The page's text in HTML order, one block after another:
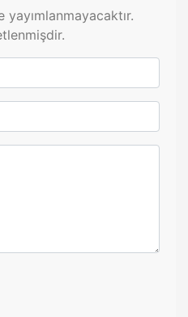
yayımlanmayacaktır.